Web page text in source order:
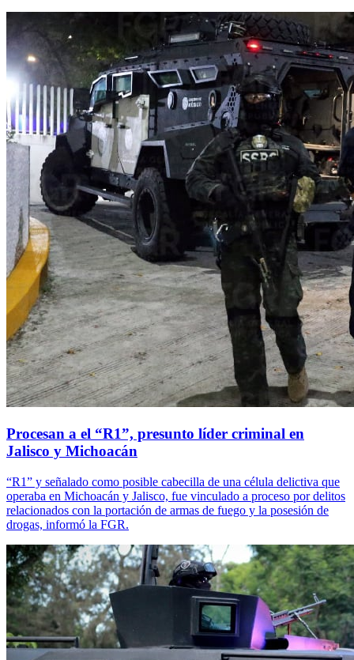
Procesan a el “R1”, presunto líder criminal en
Jalisco y Michoacán
“R1” y señalado como posible cabecilla de una célula delictiva que
operaba en Michoacán y Jalisco, fue vinculado a proceso por delitos
relacionados con la portación de armas de fuego y la posesión de
drogas, informó la FGR.